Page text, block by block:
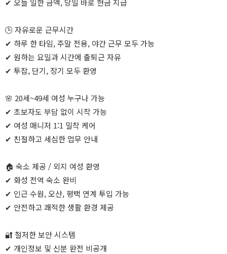
✔ 오늘 일한 금액, 당일 바로 현금 지급
🕒 자유로운 근무시간
✔ 하루 한 타임, 주말 전용, 야간 근무 모두 가능
✔ 원하는 요일과 시간에 출퇴근 자유
✔ 투잡, 단기, 장기 모두 환영
🌸 20세~49세 여성 누구나 가능
✔ 초보자도 부담 없이 시작 가능
✔ 여성 매니저 1:1 밀착 케어
✔ 친절하고 세심한 업무 안내
🏠 숙소 제공 / 외지 여성 환영
✔ 화성 전역 숙소 완비
✔ 인근 수원, 오산, 평택 연계 투입 가능
✔ 안전하고 쾌적한 생활 환경 제공
🔐 철저한 보안 시스템
✔ 개인정보 및 신분 완전 비공개